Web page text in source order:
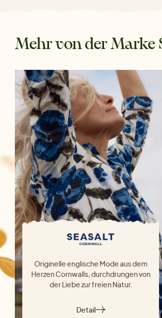
Mehr von der Marke
Originelle englische Mode aus dem
Herzen Cornwalls, durchdrungen von
der Liebe zur freien Natur.
Detail